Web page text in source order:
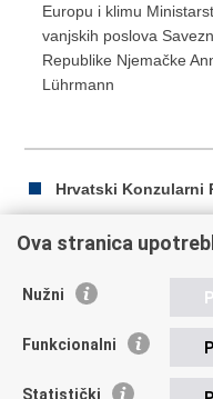
Europu i klimu
vanjskih poslova
Republike Njemačke
Lührmann
Hrvatski Konzularni
Ispiši
Podijeli
Facebooku
Twitteru
Republika
Ova stranica
Nužni
Funkcionalni
Statistički